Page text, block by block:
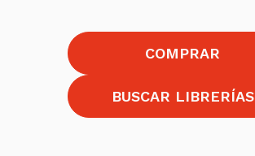
COMPRAR
BUSCAR LIBRERÍAS